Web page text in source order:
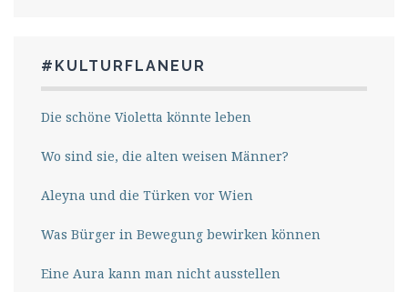
#KULTURFLANEUR
Die schöne Violetta könnte leben
Wo sind sie, die alten weisen Männer?
Aleyna und die Türken vor Wien
Was Bürger in Bewegung bewirken können
Eine Aura kann man nicht ausstellen